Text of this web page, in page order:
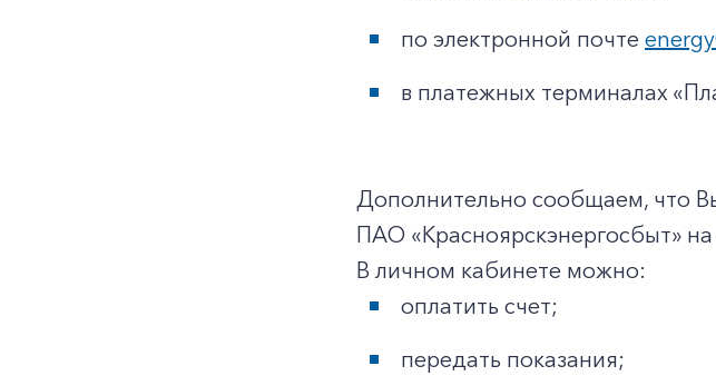
по электронной почте
в платежных терминалах
Дополнительно сообщаем, что
ПАО «Красноярскэнергосбыт» на
В личном кабинете можно:
оплатить счет;
передать показания;